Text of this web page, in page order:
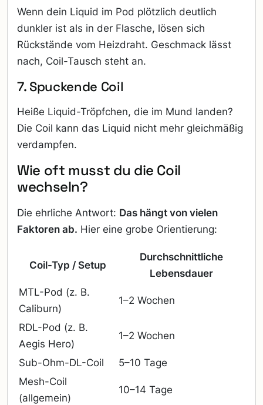
Wenn dein Liquid im Pod plötzlich deutlich
dunkler ist als in der Flasche, lösen sich
Rückstände vom Heizdraht. Geschmack lässt
nach, Coil-Tausch steht an.
7. Spuckende Coil
Heiße Liquid-Tröpfchen, die im Mund landen?
Die Coil kann das Liquid nicht mehr gleichmäßig
verdampfen.
Wie oft musst du die Coil
wechseln?
Die ehrliche Antwort: Das hängt von vielen
Faktoren ab. Hier eine grobe Orientierung:
Coil-Typ / Setup
Durchschnittliche
Lebensdauer
MTL-Pod (z. B.
Caliburn)
1–2 Wochen
RDL-Pod (z. B.
Aegis Hero)
1–2 Wochen
Sub-Ohm-DL-Coil
5–10 Tage
Mesh-Coil
(allgemein)
10–14 Tage